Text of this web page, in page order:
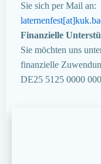
Sie sich per Mail an:
Finanzielle
Sie möchten uns
finanzielle
DE25 5125 0000